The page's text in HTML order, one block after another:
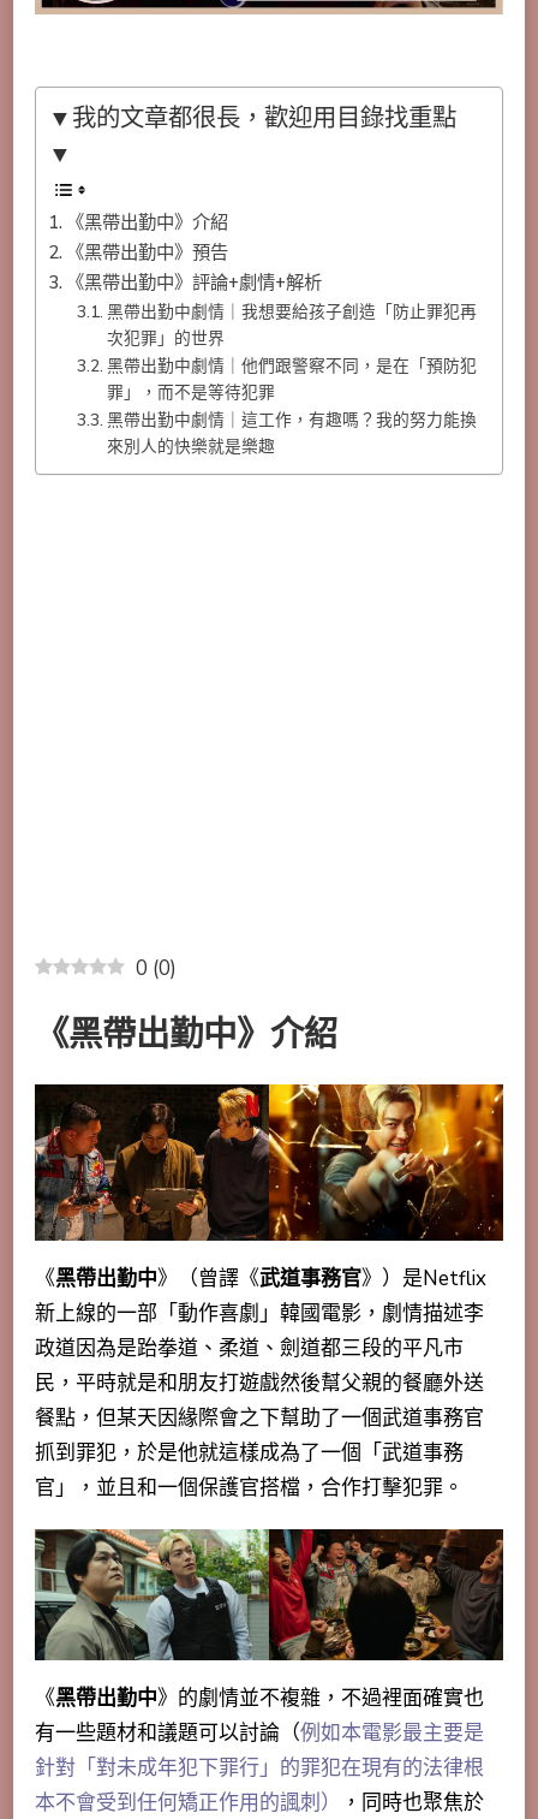
▼我的文章都很長，歡迎用目錄找重點
▼
《黑帶出勤中》介紹
《黑帶出勤中》預告
《黑帶出勤中》評論+劇情+解析
黑帶出勤中劇情｜我想要給孩子創造「防止罪犯再
次犯罪」的世界
黑帶出勤中劇情｜他們跟警察不同，是在「預防犯
罪」，而不是等待犯罪
黑帶出勤中劇情｜這工作，有趣嗎？我的努力能換
來別人的快樂就是樂趣
0 (0)
《黑帶出勤中》介紹
《黑帶出勤中》（曾譯《武道事務官》）是Netflix
新上線的一部「動作喜劇」韓國電影，劇情描述李
政道因為是跆拳道、柔道、劍道都三段的平凡市
民，平時就是和朋友打遊戲然後幫父親的餐廳外送
餐點，但某天因緣際會之下幫助了一個武道事務官
抓到罪犯，於是他就這樣成為了一個「武道事務
官」，並且和一個保護官搭檔，合作打擊犯罪。
《黑帶出勤中》的劇情並不複雜，不過裡面確實也
有一些題材和議題可以討論（例如本電影最主要是
針對「對未成年犯下罪行」的罪犯在現有的法律根
本不會受到任何矯正作用的諷刺）
，同時也聚焦於